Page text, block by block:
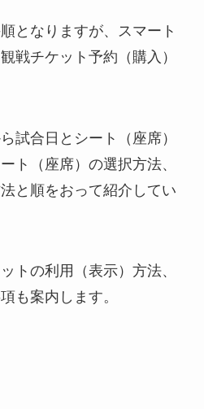
となりますが、スマート
戦チケット予約（購入）
試合日とシート（座席）
ト（座席）の選択方法、
と順をおって紹介してい
トの利用（表示）方法、
も案内します。